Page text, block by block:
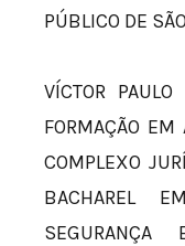
PÚBLICO DE
VÍCTOR
FORMAÇÃO EM
COMPLEXO
BACHAREL